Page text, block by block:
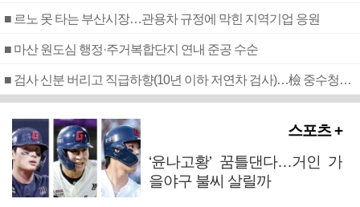
■ 르노 못 타는 부산시장…관용차 규정에 막힌 지역기업 응원
■ 마산 원도심 행정·주거복합단지 연내 준공 수순
■ 검사 신분 버리고 직급하향(10년 이하 저연차 검사)…檢 중수청행 기피
스포츠 +
‘윤나고황’ 꿈틀댄다…거인 가
을야구 불씨 살릴까